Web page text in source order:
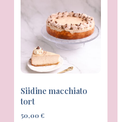
Kingitused
Siidine macchiato
tort
50,00 €